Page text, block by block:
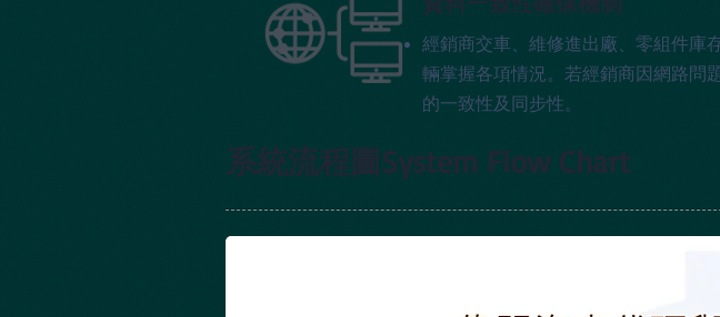
經銷商交車、維修進出廠、零組件庫
輛掌握各項情況。若經銷商因網路問
的一致性及同步性。
系統流程圖System Flow Chart